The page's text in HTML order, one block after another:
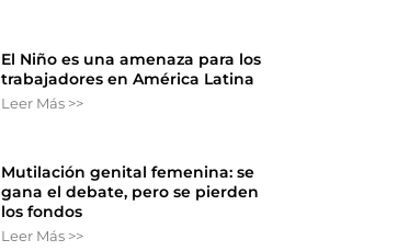
El Niño es una amenaza para los
trabajadores en América Latina
Leer Más >>
Mutilación genital femenina: se
gana el debate, pero se pierden
los fondos
Leer Más >>